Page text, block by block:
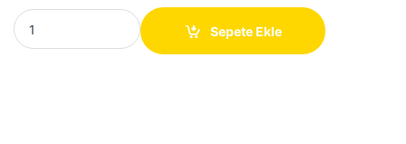
Pirinç Çubuk Çap 100 mm quantity
Sepete Ekle